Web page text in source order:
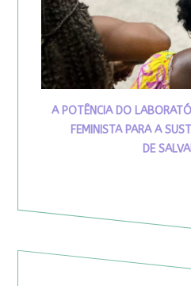
A POTÊNCIA DO
FEMINISTA PARA A
DE